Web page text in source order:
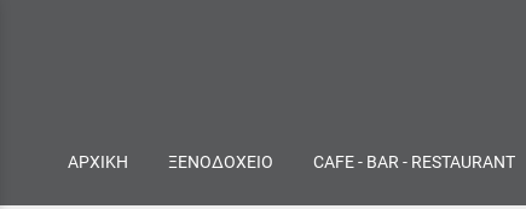
ΑΡΧΙΚΗ ΞΕΝΟΔΟΧΕΙΟ CAFE - BAR - RESTAURANT